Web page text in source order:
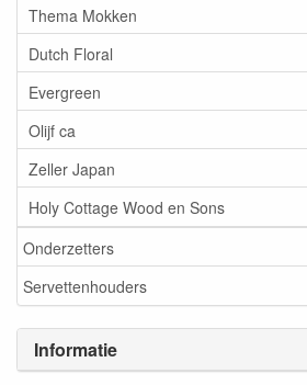
Thema Mokken
Dutch Floral
Evergreen
Olijf ca
Zeller Japan
Holy Cottage Wood en Sons
Onderzetters
Servettenhouders
Informatie